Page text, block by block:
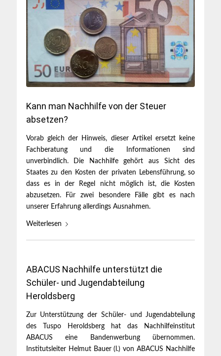
Kann man Nachhilfe von der Steuer
absetzen?
Vorab gleich der Hinweis, dieser Artikel ersetzt keine
Fachberatung und die Informationen sind
unverbindlich. Die Nachhilfe gehört aus Sicht des
Staates zu den Kosten der privaten Lebensführung, so
dass es in der Regel nicht möglich ist, die Kosten
abzusetzen. Für zwei besondere Fälle gibt es nach
unserer Erfahrung allerdings Ausnahmen.
Weiterlesen
ABACUS Nachhilfe unterstützt die
Schüler- und Jugendabteilung
Heroldsberg
Zur Unterstützung der Schüler- und Jugendabteilung
des Tuspo Heroldsberg hat das Nachhilfeinstitut
ABACUS eine Bandenwerbung übernommen.
Institutsleiter Helmut Bauer (l.) von ABACUS Nachhilfe